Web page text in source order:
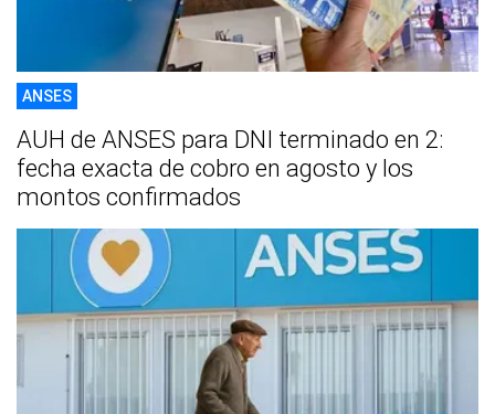
ANSES
AUH de ANSES para DNI terminado en 2:
fecha exacta de cobro en agosto y los
montos confirmados